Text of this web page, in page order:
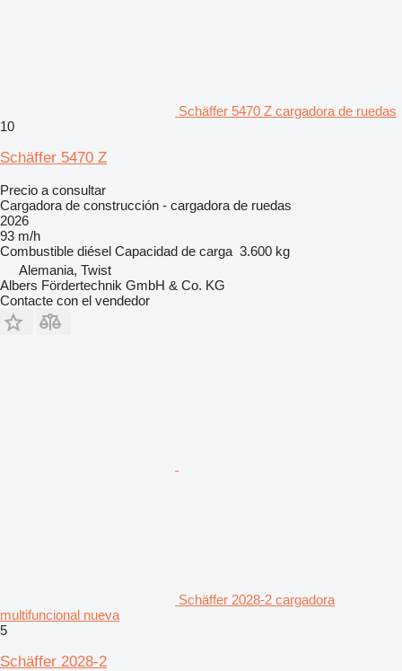
Schäffer 5470 Z cargadora de ruedas
10
Schäffer 5470 Z
Precio a consultar
Cargadora de construcción - cargadora de ruedas
2026
93 m/h
Combustible diésel Capacidad de carga 3.600 kg
Alemania, Twist
Albers Fördertechnik GmbH & Co. KG
Contacte con el vendedor
Schäffer 2028-2 cargadora
multifuncional nueva
5
Schäffer 2028-2